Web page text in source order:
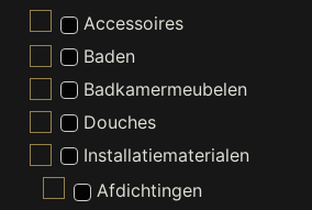
Accessoires
Baden
Badkamermeubelen
Douches
Installatiematerialen
Afdichtingen